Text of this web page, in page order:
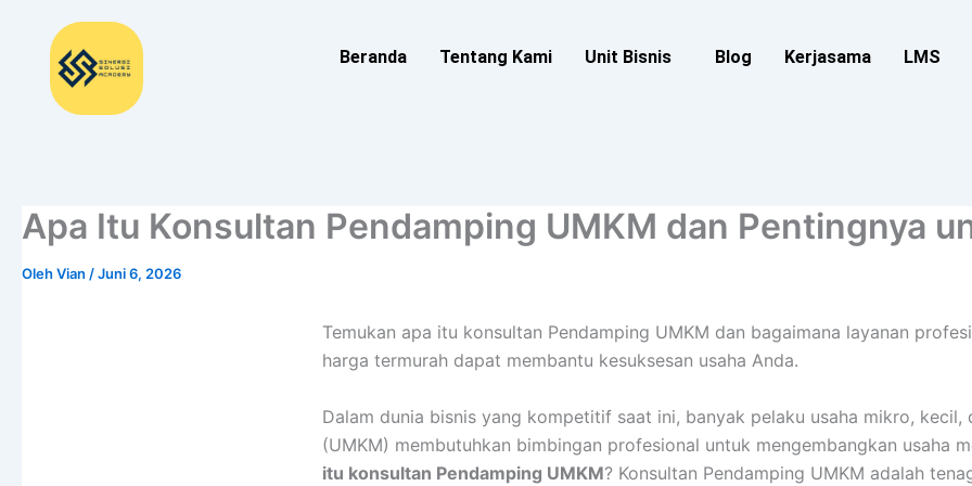
Beranda Tentang Kami Unit Bisnis Blog Kerjasama LMS
Apa Itu Konsultan Pendamping UMKM dan Pentingnya
OlehVian /Juni 6, 2026
Temukan apa itu konsultan Pendamping UMKM dan bagaimana layanan
harga termurah dapat membantu kesuksesan usaha Anda.
Dalam dunia bisnis yang kompetitif saat ini, banyak pelaku usaha mikro, kecil,
(UMKM) membutuhkan bimbingan profesional untuk mengembangkan usaha
itu konsultan Pendamping UMKM? Konsultan Pendamping UMKM adalah